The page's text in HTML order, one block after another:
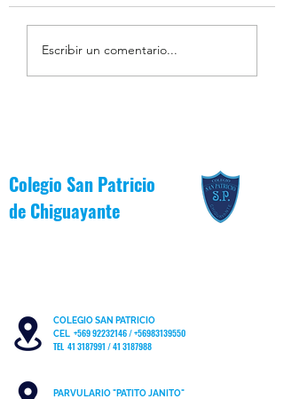
Resumen de la Semana de
Escribir un comentario...
Colegio San Patricio
de Chiguayante
COLEGIO SAN PATRICIO
CEL +569 92232146/+56983139550
TEL 41 3187991 / 41 3187988
PARVULARIO "PATITO JANITO"